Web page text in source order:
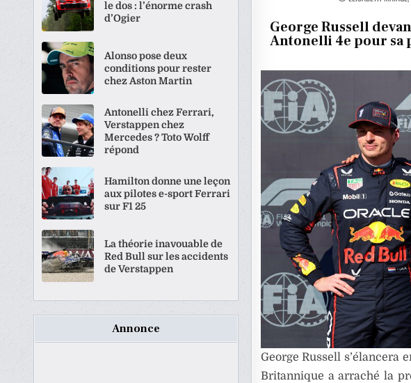
George Russell
Antonelli 4e pour sa
George Russell s’élancera
Britannique a arraché la
le dos : l’énorme crash
d’Ogier
Alonso pose deux
conditions pour rester
chez Aston Martin
Antonelli chez Ferrari,
Verstappen chez
Mercedes ? Toto Wolff
répond
Hamilton donne une leçon
aux pilotes e-sport Ferrari
sur F1 25
La théorie inavouable de
Red Bull sur les accidents
de Verstappen
Annonce